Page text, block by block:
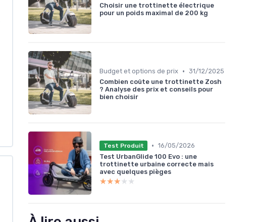
Choisir une trottinette électrique
pour un poids maximal de 200 kg
Budget et options de prix • 31/12/2025
Combien coûte une trottinette Zosh
? Analyse des prix et conseils pour
bien choisir
Test Produit • 16/05/2026
Test UrbanGlide 100 Evo : une
trottinette urbaine correcte mais
avec quelques pièges
★★★★★
★★★★★